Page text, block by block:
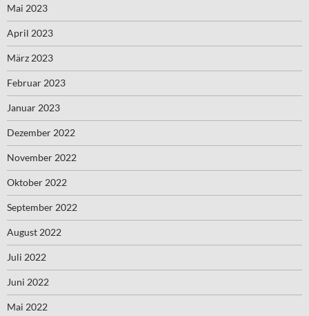
Mai 2023
April 2023
März 2023
Februar 2023
Januar 2023
Dezember 2022
November 2022
Oktober 2022
September 2022
August 2022
Juli 2022
Juni 2022
Mai 2022